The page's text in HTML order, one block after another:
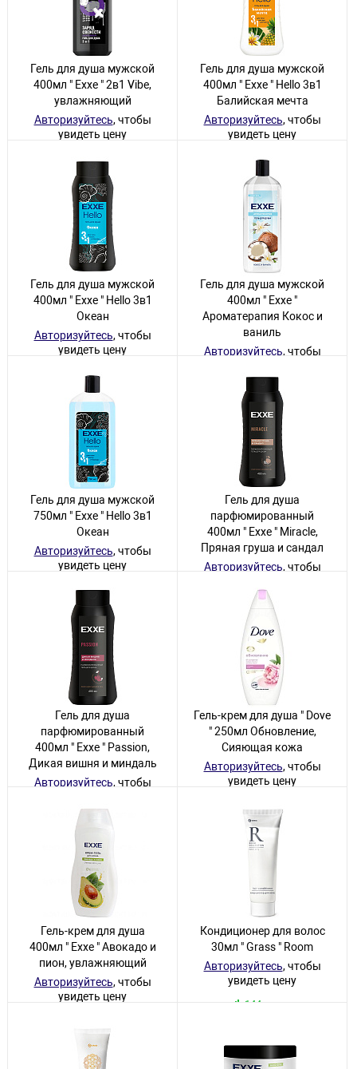
Гель для душа мужской
400мл " Exxe " 2в1 Vibe,
увлажняющий
Авторизуйтесь, чтобы
увидеть цену
Гель для душа мужской
400мл " Exxe " Hello 3в1
Балийская мечта
Авторизуйтесь, чтобы
увидеть цену
43 товара
Гель для душа мужской
400мл " Exxe " Hello 3в1
Океан
Авторизуйтесь, чтобы
увидеть цену
44 товара
Гель для душа мужской
400мл " Exxe "
Ароматерапия Кокос и
ваниль
Авторизуйтесь, чтобы
13 товаров
Гель для душа мужской
750мл " Exxe " Hello 3в1
Океан
Авторизуйтесь, чтобы
увидеть цену
25 товаров
Гель для душа
парфюмированный
400мл " Exxe " Miracle,
Пряная груша и сандал
Авторизуйтесь, чтобы
20 товаров
Гель для душа
парфюмированный
400мл " Exxe " Passion,
Дикая вишня и миндаль
Авторизуйтесь, чтобы
16 товаров
Гель-крем для душа " Dove
" 250мл Обновление,
Сияющая кожа
Авторизуйтесь, чтобы
увидеть цену
Гель-крем для душа
400мл " Exxe " Авокадо и
пион, увлажняющий
Авторизуйтесь, чтобы
увидеть цену
Кондиционер для волос
30мл " Grass " Room
Авторизуйтесь, чтобы
увидеть цену
144 товара